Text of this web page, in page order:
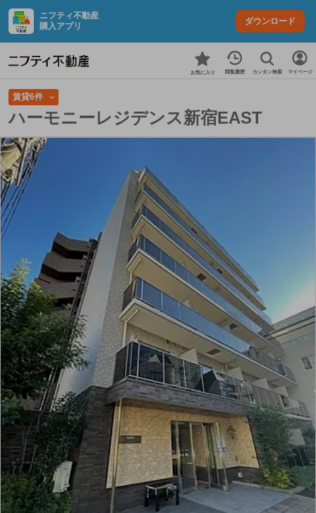
ニフティ不動産
購入アプリ
ダウンロード
お気に入り 閲覧履歴 カンタン検索 マイページ
賃貸6件
ハーモニーレジデンス新宿EAST